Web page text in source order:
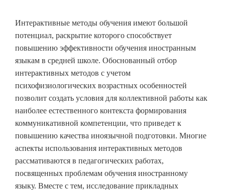
Интерактивные методы обучения имеют большой
потенциал, раскрытие которого способствует
повышению эффективности обучения иностранным
языкам в средней школе. Обоснованный отбор
интерактивных методов с учетом
психофизиологических возрастных особенностей
позволит создать условия для коллективной работы как
наиболее естественного контекста формирования
коммуникативной компетенции, что приведет к
повышению качества иноязычной подготовки. Многие
аспекты использования интерактивных методов
рассмативаются в педагогических работах,
посвященных проблемам обучения иностранному
языку. Вместе с тем, исследование прикладных